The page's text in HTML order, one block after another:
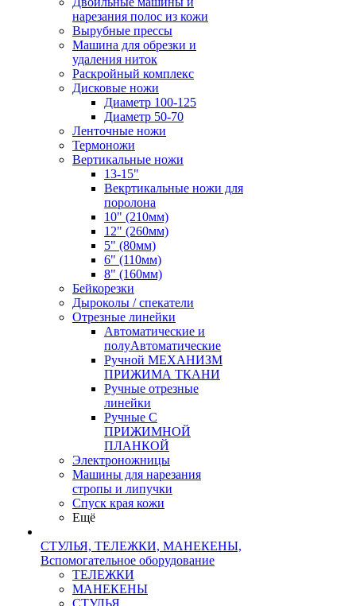
нарезания полос из кожи
Вырубные прессы
Машина для обрезки и
удаления ниток
Раскройный комплекс
Дисковые ножи
Диаметр 100-125
Диаметр 50-70
Ленточные ножи
Термоножи
Вертикальные ножи
13-15"
Векртикальные ножи для
поролона
10" (210мм)
12" (260мм)
5" (80мм)
6" (110мм)
8" (160мм)
Бейкорезки
Дыроколы / спекатели
Отрезные линейки
Автоматические и
полуАвтоматические
Ручной МЕХАНИЗМ
ПРИЖИМА ТКАНИ
Ручные отрезные
линейки
Ручные С
ПРИЖИМНОЙ
ПЛАНКОЙ
Электроножницы
Машины для нарезания
стропы и липучки
Спуск края кожи
Ещё
СТУЛЬЯ, ТЕЛЕЖКИ, МАНЕКЕНЫ,
Вспомогательное оборудование
ТЕЛЕЖКИ
МАНЕКЕНЫ
СТУЛЬЯ